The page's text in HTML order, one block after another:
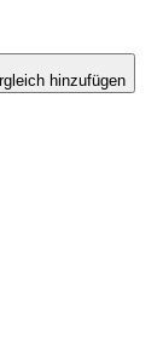
hinzufügen